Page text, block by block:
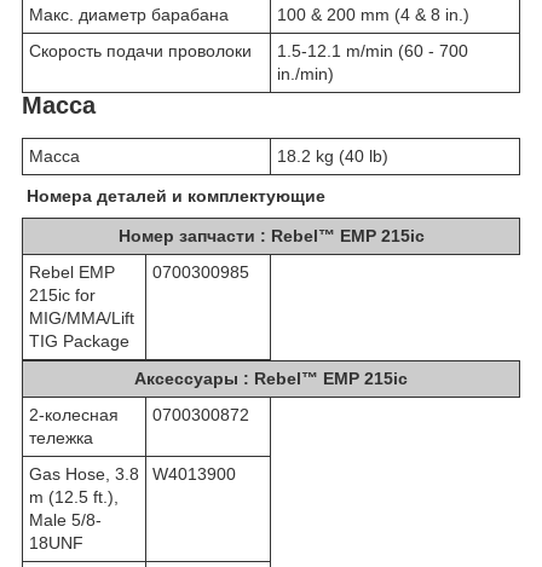
Макс. диаметр барабана
100 & 200 mm (4 & 8 in.)
Скорость подачи проволоки
1.5-12.1 m/min (60 - 700
in./min)
Масса
Масса 18.2 kg (40 lb)
Номера деталей и комплектующие
Номер запчасти : Rebel™ EMP 215ic
Rebel EMP
215ic for
MIG/MMA/Lift
TIG Package
0700300985
Аксессуары : Rebel™ EMP 215ic
2-колесная
тележка
0700300872
Gas Hose, 3.8
m (12.5 ft.),
Male 5/8-
18UNF
W4013900